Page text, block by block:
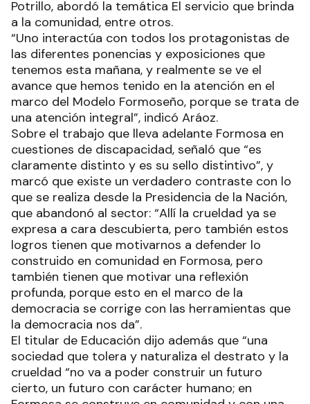
Potrillo, abordó la temática El servicio que brinda
a la comunidad, entre otros.
“Uno interactúa con todos los protagonistas de
las diferentes ponencias y exposiciones que
tenemos esta mañana, y realmente se ve el
avance que hemos tenido en la atención en el
marco del Modelo Formoseño, porque se trata de
una atención integral”, indicó Aráoz.
Sobre el trabajo que lleva adelante Formosa en
cuestiones de discapacidad, señaló que “es
claramente distinto y es su sello distintivo”, y
marcó que existe un verdadero contraste con lo
que se realiza desde la Presidencia de la Nación,
que abandonó al sector: “Allí la crueldad ya se
expresa a cara descubierta, pero también estos
logros tienen que motivarnos a defender lo
construido en comunidad en Formosa, pero
también tienen que motivar una reflexión
profunda, porque esto en el marco de la
democracia se corrige con las herramientas que
la democracia nos da”.
El titular de Educación dijo además que “una
sociedad que tolera y naturaliza el destrato y la
crueldad “no va a poder construir un futuro
cierto, un futuro con carácter humano; en